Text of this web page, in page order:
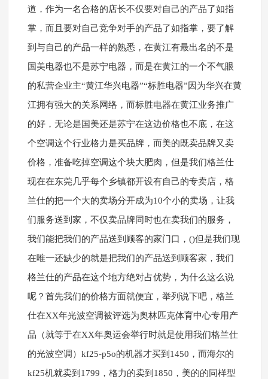
道，作为一名合格的店长不仅要对自己的产品了如指
掌，而且要对自己竞争对手的产品了如指掌，要了解
到与自己的产品一样的熟悉，在黄江有最出名的不是
国美电器也不是苏宁电器，而是在黄江的一个不气眼
的私营企业主“黄江华兴电器”“标胜电器”因为华兴在黄
江拥有强大的关系网络，而标胜电器在黄江业务推广
的好，无论是国美还是苏宁在这边价格也不底，在这
个空调这个行业格力是买品牌，而美的既卖品牌又卖
价格，准备吃掉空调这个块大肥肉，但是我们格兰仕
现在在东莞几乎每个乡镇都开设有自己的专卖店，格
兰仕的把一个大的卖场分开成为10个小的卖场，让我
们服务送到家，不仅卖品牌同时也在卖我们的服务，
我们能把我们的产品送到顾客的家门口，()但是我们现
在唯一还缺少的就是把我们的产品送到顾客家，我们
格兰仕的产品在这个地方绝对占优势，为什么这么说
呢？首先我们的价格方面就便宜，举列说下吧，格兰
仕在XX年光波空调被评选为奥林匹克体育中心专用产
品（就等于在XX年奥运会举行时就是使用我们格兰仕
的光波空调）kf25-p5o的机器才买到1450，而海尔的
kf25机就卖到1799，格力的卖到1850，美的的同样型